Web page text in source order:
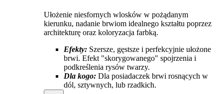
Ułożenie niesfornych wlosków w pożądanym
kierunku, nadanie brwiom idealnego kształtu poprzez
architekturę oraz koloryzacja farbką.
Efekty: Szersze, gęstsze i perfekcyjnie ułożone
brwi. Efekt "skorygowanego" spojrzenia i
podkreślenia rysów twarzy.
Dla kogo: Dla posiadaczek brwi rosnących w
dól, sztywnych, lub rzadkich.